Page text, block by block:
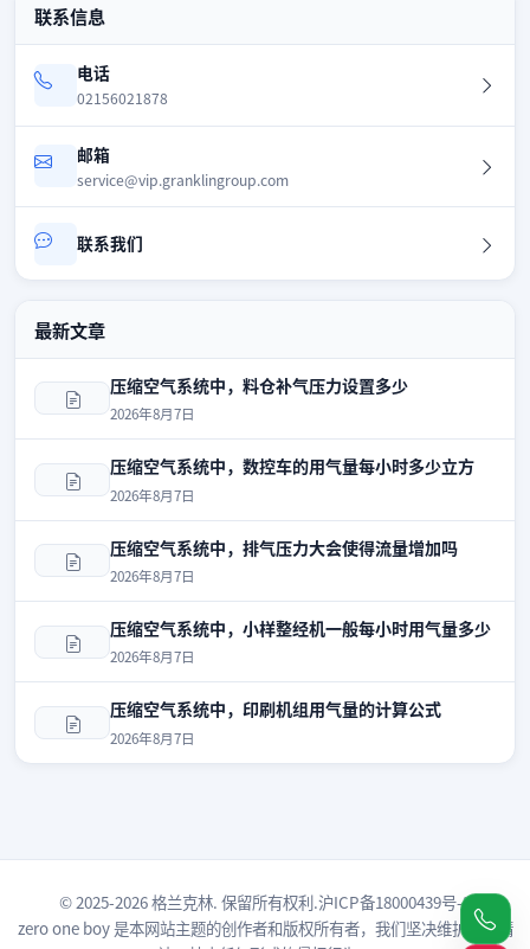
联系信息
电话
02156021878
邮箱
service@vip.granklingroup.com
联系我们
最新文章
压缩空气系统中，料仓补气压力设置多少
2026年8月7日
压缩空气系统中，数控车的用气量每小时多少立方
2026年8月7日
压缩空气系统中，排气压力大会使得流量增加吗
2026年8月7日
压缩空气系统中，小样整经机一般每小时用气量多少
2026年8月7日
压缩空气系统中，印刷机组用气量的计算公式
2026年8月7日
© 2025-2026 格兰克林. 保留所有权利.沪ICP备18000439号-3
zero one boy是本网站主题的创作者和版权所有者，我们坚决维护原创精